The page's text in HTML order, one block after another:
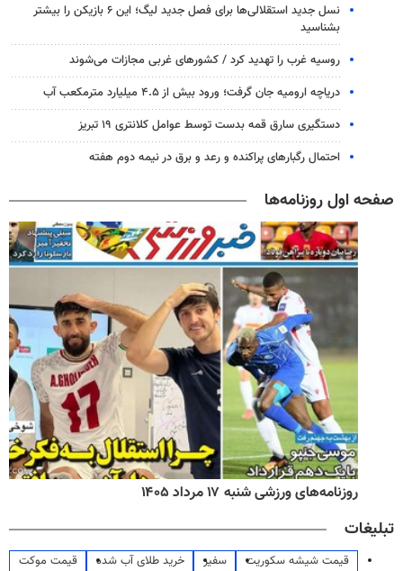
نسل جدید استقلالی‌ها برای فصل جدید لیگ؛ این ۶ بازیکن را بیشتر
بشناسید
روسیه غرب را تهدید کرد / کشورهای غربی مجازات می‌شوند
دریاچه ارومیه جان گرفت؛ ورود بیش از ۴.۵ میلیارد مترمکعب آب
دستگیری سارق قمه بدست توسط عوامل کلانتری ۱۹ تبریز
احتمال رگبارهای پراکنده و رعد و برق در نیمه دوم هفته
صفحه اول روزنامه‌ها
روزنامه‌های ورزشی شنبه ۱۷ مرداد ۱۴۰۵
تبلیغات
قیمت شیشه سکوریت سفیر خرید طلای آب شده
قیمت موکت